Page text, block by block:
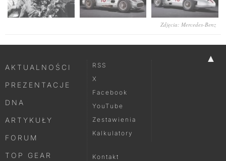
Zdjęcia: Mercedes-Benz
▲
AKTUALNOŚCI
PREZENTACJE
DNA
ARTYKUŁY
FORUM
TOP GEAR
RSS
X
Facebook
YouTube
Zestawienia
Kalkulatory
Kontakt